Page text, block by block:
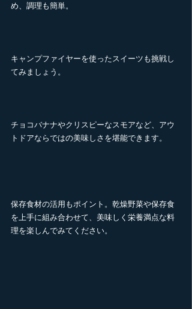
め、調理も簡単。
キャンプファイヤーを使ったスイーツも挑戦し
てみましょう。
チョコバナナやクリスピーなスモアなど、アウ
トドアならではの美味しさを堪能できます。
保存食材の活用もポイント。乾燥野菜や保存食
を上手に組み合わせて、美味しく栄養満点な料
理を楽しんでみてください。